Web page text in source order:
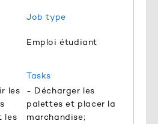
Job type
Emploi étudiant
les
les
Tasks
- Décharger les
palettes et placer la
marchandise;